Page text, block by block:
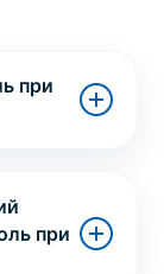
при
при